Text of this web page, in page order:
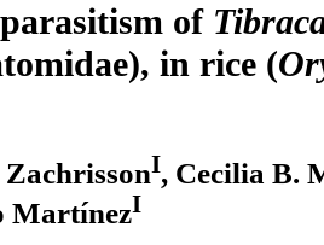
of
in rice (
I, Cecilia B.
MartínezI